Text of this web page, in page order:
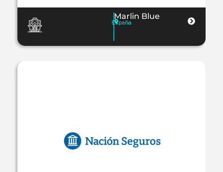
Marlin Blue
España